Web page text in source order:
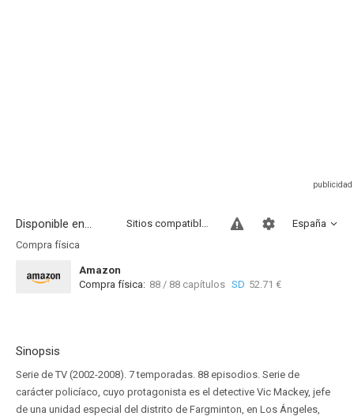
Disponible en... España
Sitios compatibles
Compra física
Amazon
Compra física: 88 / 88 capítulos SD 52.71 €
Sinopsis
Serie de TV (2002-2008). 7 temporadas. 88 episodios. Serie de
carácter policíaco, cuyo protagonista es el detective Vic Mackey, jefe
de una unidad especial del distrito de Fargminton, en Los Ángeles,